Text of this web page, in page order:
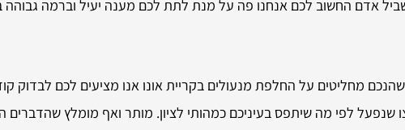
אדם החשוב לכם אנחנו פה על מנת לתת לכם מענה יעיל וברמה גבוהה
מחליטים על החלפת מנעולים בקריית אונו אנו מציעים לכם לבדוק
שנפעל לפי מה שיתפס בעיניכם כמהותי לציון. מותר ואף מומלץ שהדברים